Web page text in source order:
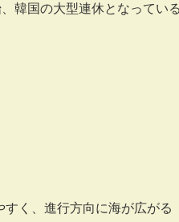
韓国の大型連休となってい
く、進行方向に海が広がる